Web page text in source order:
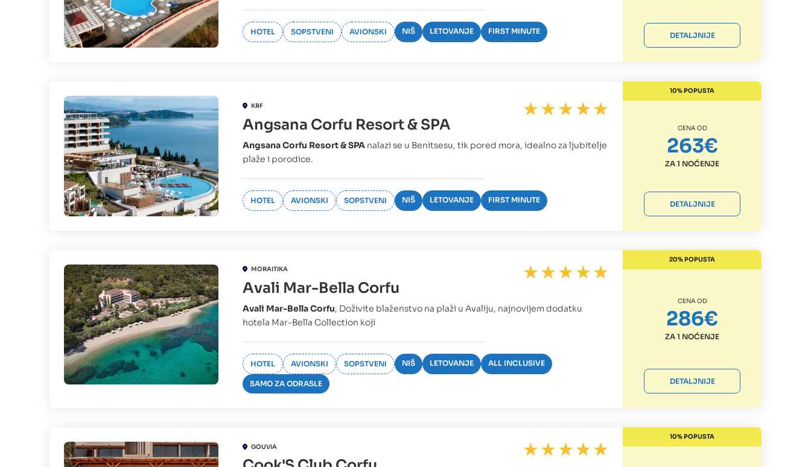
HOTEL SOPSTVENI AVIONSKI NIŠ LETOVANJE FIRST MINUTE DETALJNIJE
KRF
Angsana Corfu Resort & SPA
Angsana Corfu Resort & SPA nalazi se u Benitsesu, tik pored mora, idealno za ljubitelje
plaže i porodice.
HOTEL AVIONSKI SOPSTVENI NIŠ LETOVANJE FIRST MINUTE
10% POPUSTA
CENA OD
263€
ZA 1 NOĆENJE
DETALJNIJE
MORAITIKA
Avali Mar-Bella Corfu
Avali Mar-Bella Corfu, Doživite blaženstvo na plaži u Avaliju, najnovijem dodatku
hotela Mar-Bella Collection koji
HOTEL AVIONSKI SOPSTVENI NIŠ LETOVANJE ALL INCLUSIVE
SAMO ZA ODRASLE
20% POPUSTA
CENA OD
286€
ZA 1 NOĆENJE
DETALJNIJE
GOUVIA
10% POPUSTA